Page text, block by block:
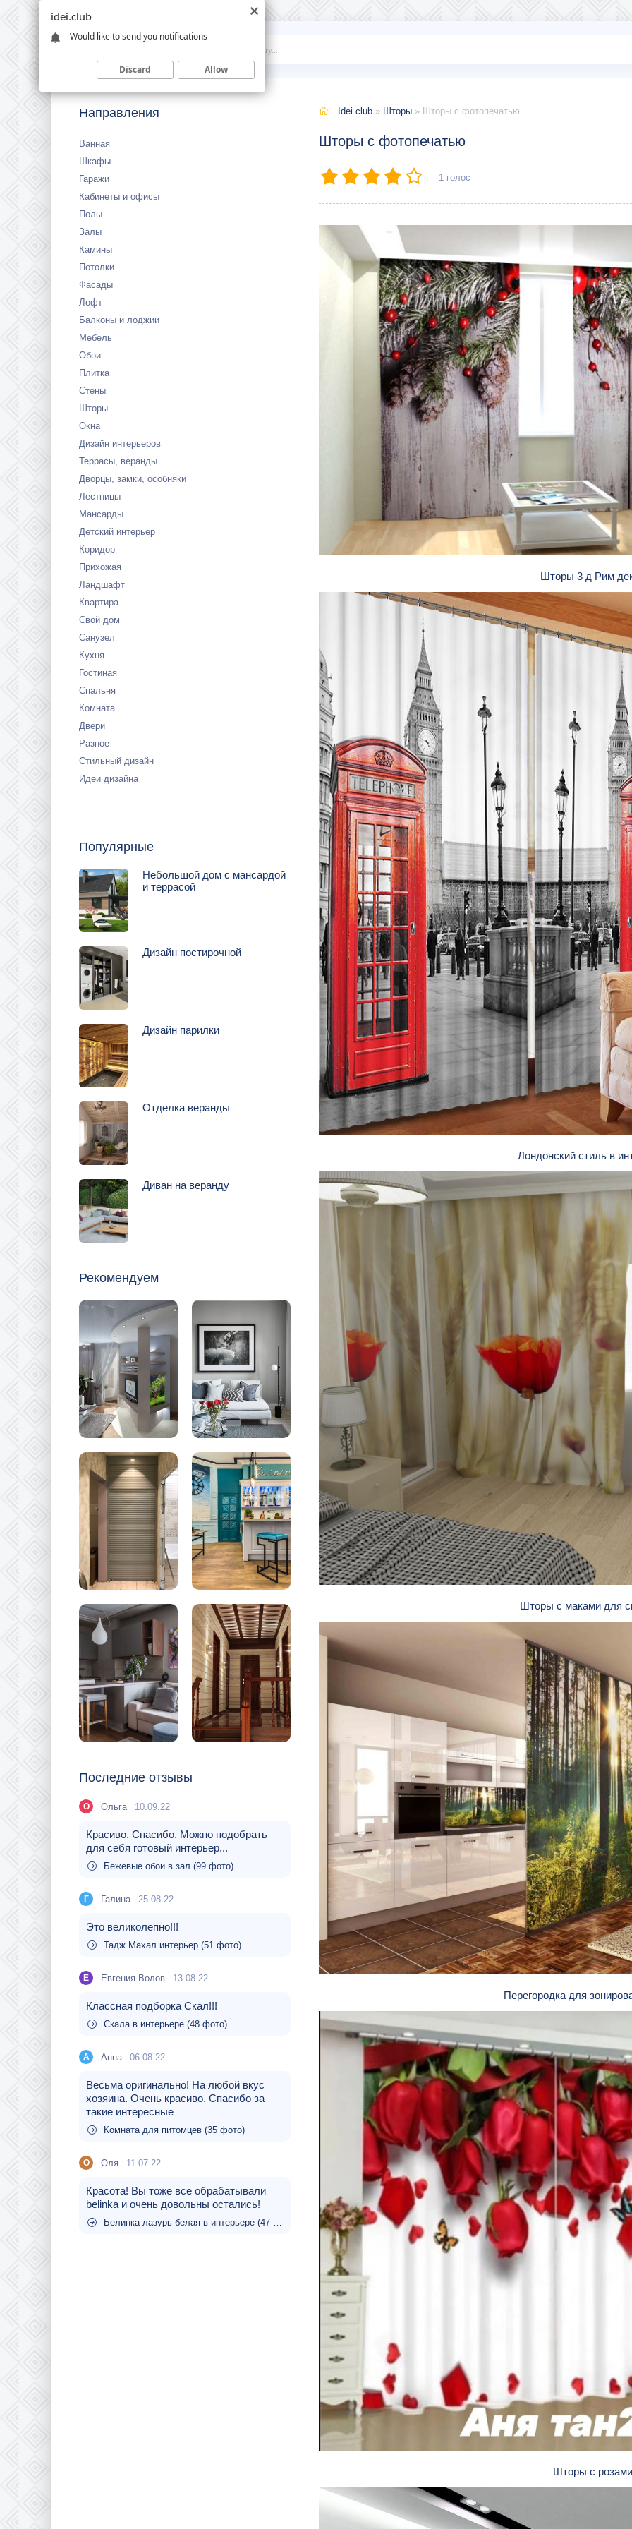
Idei
Направления
Ванная
Шкафы
Гаражи
Кабинеты и офисы
Полы
Залы
Камины
Потолки
Фасады
Лофт
Балконы и лоджии
Мебель
Обои
Плитка
Стены
Шторы
Окна
Дизайн интерьеров
Террасы, веранды
Дворцы, замки, особняки
Лестницы
Мансарды
Детский интерьер
Коридор
Прихожая
Ландшафт
Квартира
Свой дом
Санузел
Кухня
Гостиная
Спальня
Комната
Двери
Разное
Стильный дизайн
Идеи дизайна
Популярные
Небольшой дом с мансардой
и террасой
Дизайн постирочной
Дизайн парилки
Отделка веранды
Диван на веранду
Рекомендуем
Последние отзывы
О Ольга 10.09.22
Красиво. Спасибо. Можно подобрать
для себя готовый интерьер...
Бежевые обои в зал (99 фото)
Г Галина 25.08.22
Это великолепно!!!
Тадж Махал интерьер (51 фото)
Е Евгения Волов 13.08.22
Классная подборка Скал!!!
Скала в интерьере (48 фото)
A Aнна 06.08.22
Весьма оригинально! На любой вкус
хозяина. Очень красиво. Спасибо за
такие интересные
Комната для питомцев (35 фото)
О Оля 11.07.22
Красота! Вы тоже все обрабатывали
belinka и очень довольны остались!
Белинка лазурь белая в интерьере (47 фото)
Idei.club » Шторы » Шторы с фотопечатью
Шторы с фотопечатью
1 голос
Шторы 3 д Рим
Лондонский стиль в
Шторы с маками для
Перегородка для
Шторы с
idei.club
Would like to send you notifications
Discard Allow